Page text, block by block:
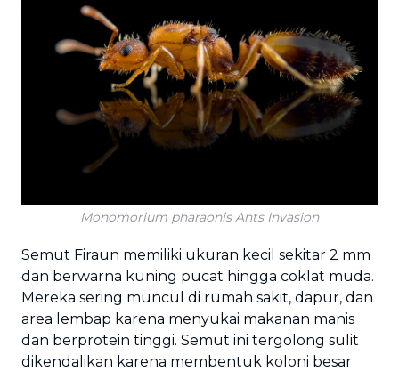
Monomorium pharaonis Ants Invasion
Semut Firaun memiliki ukuran kecil sekitar 2 mm
dan berwarna kuning pucat hingga coklat muda.
Mereka sering muncul di rumah sakit, dapur, dan
area lembap karena menyukai makanan manis
dan berprotein tinggi. Semut ini tergolong sulit
dikendalikan karena membentuk koloni besar